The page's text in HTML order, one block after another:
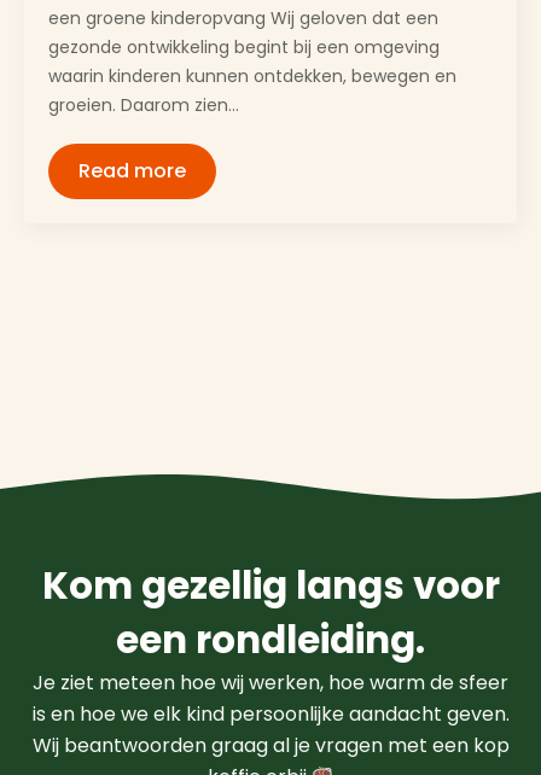
een groene kinderopvang Wij geloven dat een
gezonde ontwikkeling begint bij een omgeving
waarin kinderen kunnen ontdekken, bewegen en
groeien. Daarom zien…
Read more
Kom gezellig langs voor
een rondleiding.
Je ziet meteen hoe wij werken, hoe warm de sfeer
is en hoe we elk kind persoonlijke aandacht geven.
Wij beantwoorden graag al je vragen met een kop